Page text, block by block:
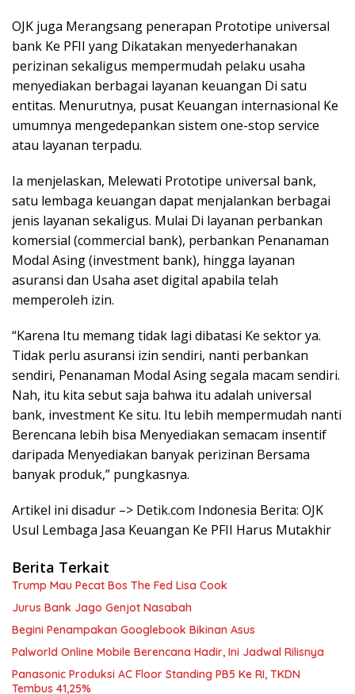
OJK juga Merangsang penerapan Prototipe universal
bank Ke PFII yang Dikatakan menyederhanakan
perizinan sekaligus mempermudah pelaku usaha
menyediakan berbagai layanan keuangan Di satu
entitas. Menurutnya, pusat Keuangan internasional Ke
umumnya mengedepankan sistem one-stop service
atau layanan terpadu.
Ia menjelaskan, Melewati Prototipe universal bank,
satu lembaga keuangan dapat menjalankan berbagai
jenis layanan sekaligus. Mulai Di layanan perbankan
komersial (commercial bank), perbankan Penanaman
Modal Asing (investment bank), hingga layanan
asuransi dan Usaha aset digital apabila telah
memperoleh izin.
“Karena Itu memang tidak lagi dibatasi Ke sektor ya.
Tidak perlu asuransi izin sendiri, nanti perbankan
sendiri, Penanaman Modal Asing segala macam sendiri.
Nah, itu kita sebut saja bahwa itu adalah universal
bank, investment Ke situ. Itu lebih mempermudah nanti
Berencana lebih bisa Menyediakan semacam insentif
daripada Menyediakan banyak perizinan Bersama
banyak produk,” pungkasnya.
Artikel ini disadur –> Detik.com Indonesia Berita: OJK
Usul Lembaga Jasa Keuangan Ke PFII Harus Mutakhir
Berita Terkait
Trump Mau Pecat Bos The Fed Lisa Cook
Jurus Bank Jago Genjot Nasabah
Begini Penampakan Googlebook Bikinan Asus
Palworld Online Mobile Berencana Hadir, Ini Jadwal Rilisnya
Panasonic Produksi AC Floor Standing PB5 Ke RI, TKDN
Tembus 41,25%